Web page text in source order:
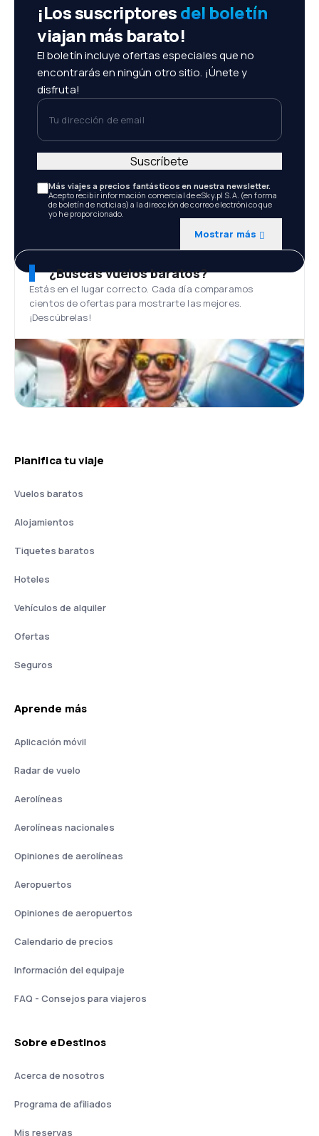
¡Los suscriptoresdel boletín
viajan más barato!
El boletín incluye ofertas especiales que no
encontrarás en ningún otro sitio. ¡Únete y
disfruta!
Tu dirección de email
Más viajes a precios fantásticos en nuestra newsletter.
Acepto recibir información comercial de eSky.pl S.A. (en forma
de boletín de noticias) a la dirección de correo electrónico que
yo he proporcionado.
Mostrar más
Suscríbete
¿Buscas vuelos baratos?
Estás en el lugar correcto. Cada día comparamos
cientos de ofertas para mostrarte las mejores.
¡Descúbrelas!
Planifica tu viaje
Vuelos baratos
Alojamientos
Tiquetes baratos
Hoteles
Vehículos de alquiler
Ofertas
Seguros
Aprende más
Aplicación móvil
Radar de vuelo
Aerolíneas
Aerolíneas nacionales
Opiniones de aerolíneas
Aeropuertos
Opiniones de aeropuertos
Calendario de precios
Información del equipaje
FAQ - Consejos para viajeros
Sobre eDestinos
Acerca de nosotros
Programa de afiliados
Mis reservas